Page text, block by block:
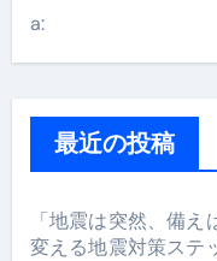
a:
最近の投稿
「地震は突然、備
変える地震対策ステ